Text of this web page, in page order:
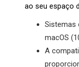
ao seu espaço
Sistemas
macOS
A